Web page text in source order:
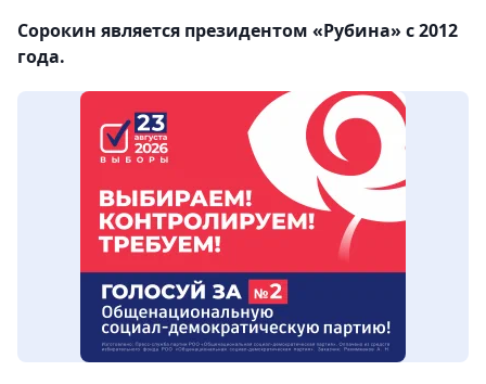
Сорокин является президентом «Рубина» с 2012
года.